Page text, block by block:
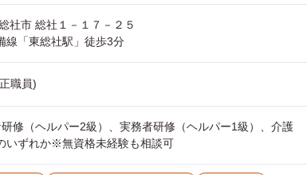
総社市 総社１－１７－２５
線「東総社駅」徒歩3分
職員)
修（ヘルパー2級）、実務者研修（ヘルパー1級）、介護
いずれか※無資格未経験も相談可